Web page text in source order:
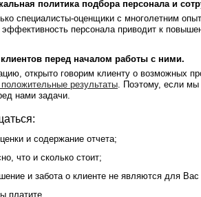
политика подбора персонала и
специалисты-оценщики с многолетним
персонала приводит к
перед началом работы с ними.
открыто говорим клиенту о возможных
положительные результаты. Поэтому, если мы
нами задачи.
и содержание отчета;
что и сколько стоит;
и забота о клиенте не являются для
платите.